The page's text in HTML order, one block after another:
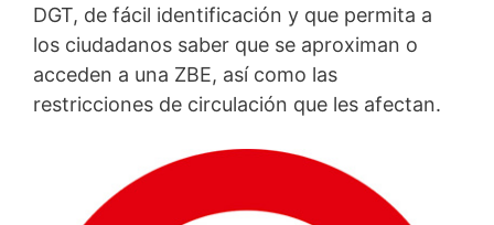
DGT, de fácil identificación y que permita a
los ciudadanos saber que se aproximan o
acceden a una ZBE, así como las
restricciones de circulación que les afectan.